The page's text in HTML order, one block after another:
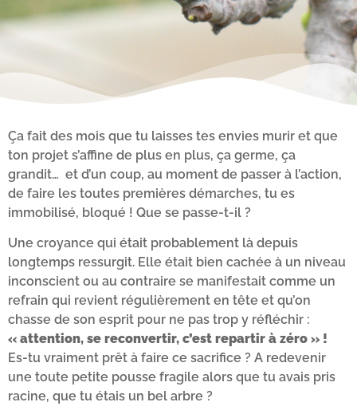
Ça fait des mois que tu laisses tes envies murir et que
ton projet s’affine de plus en plus, ça germe, ça
grandit… et d’un coup, au moment de passer à l’action,
de faire les toutes premières démarches, tu es
immobilisé, bloqué ! Que se passe-t-il ?
Une croyance qui était probablement là depuis
longtemps ressurgit. Elle était bien cachée à un niveau
inconscient ou au contraire se manifestait comme un
refrain qui revient régulièrement en tête et qu’on
chasse de son esprit pour ne pas trop y réfléchir :
« attention, se reconvertir, c’est repartir à zéro » !
Es-tu vraiment prêt à faire ce sacrifice ? A redevenir
une toute petite pousse fragile alors que tu avais pris
racine, que tu étais un bel arbre ?